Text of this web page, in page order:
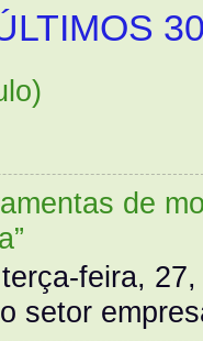
de
feira,
setor